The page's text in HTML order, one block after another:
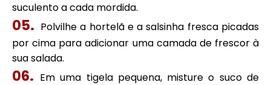
suculento a cada mordida.
Polvilhe a hortelã e a salsinha fresca picadas
por cima para adicionar uma camada de frescor à
sua salada.
Em uma tigela pequena, misture o suco de